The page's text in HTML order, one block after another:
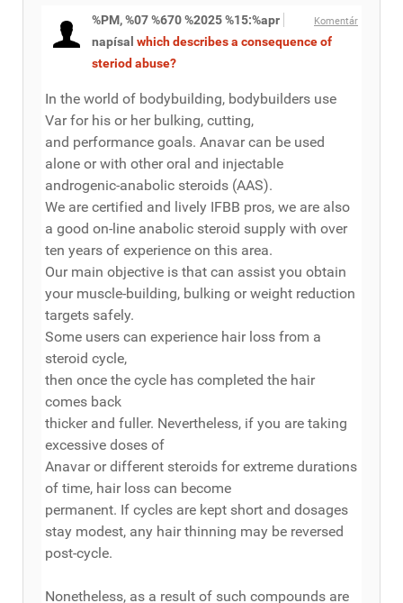
Komentár
%PM, %07 %670 %2025 %15:%apr
napísal which describes a consequence of
steriod abuse?
In the world of bodybuilding, bodybuilders use
Var for his or her bulking, cutting,
and performance goals. Anavar can be used
alone or with other oral and injectable
androgenic-anabolic steroids (AAS).
We are certified and lively IFBB pros, we are also
a good on-line anabolic steroid supply with over
ten years of experience on this area.
Our main objective is that can assist you obtain
your muscle-building, bulking or weight reduction
targets safely.
Some users can experience hair loss from a
steroid cycle,
then once the cycle has completed the hair
comes back
thicker and fuller. Nevertheless, if you are taking
excessive doses of
Anavar or different steroids for extreme durations
of time, hair loss can become
permanent. If cycles are kept short and dosages
stay modest, any hair thinning may be reversed
post-cycle.
Nonetheless, as a result of such compounds are